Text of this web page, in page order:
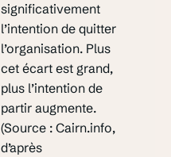
significativement
l’intention de quitter
l’organisation. Plus
cet écart est grand,
plus l’intention de
partir augmente.
(Source : Cairn.info,
d’après